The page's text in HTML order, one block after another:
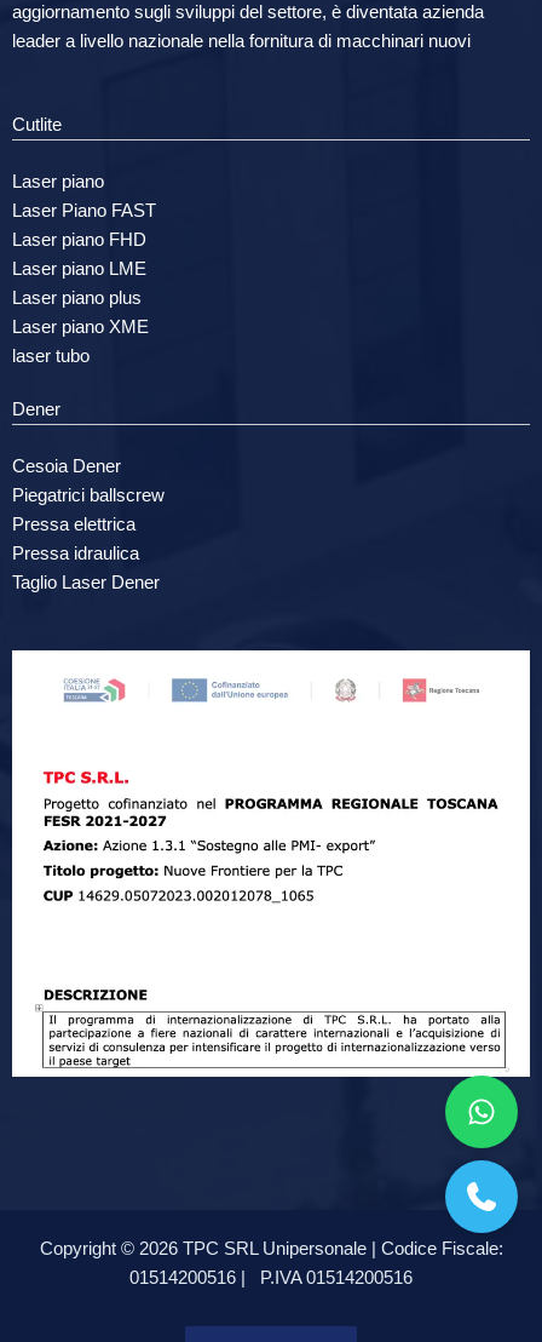
aggiornamento sugli sviluppi del settore, è diventata azienda
leader a livello nazionale nella fornitura di macchinari nuovi
Cutlite
Laser piano
Laser Piano FAST
Laser piano FHD
Laser piano LME
Laser piano plus
Laser piano XME
laser tubo
Dener
Cesoia Dener
Piegatrici ballscrew
Pressa elettrica
Pressa idraulica
Taglio Laser Dener
Copyright © 2026 TPC SRL Unipersonale | Codice Fiscale:
01514200516 |
P.IVA 01514200516